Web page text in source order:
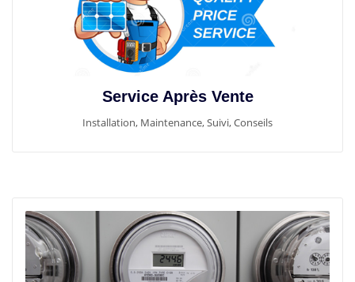
Service Après Vente
Installation, Maintenance, Suivi, Conseils